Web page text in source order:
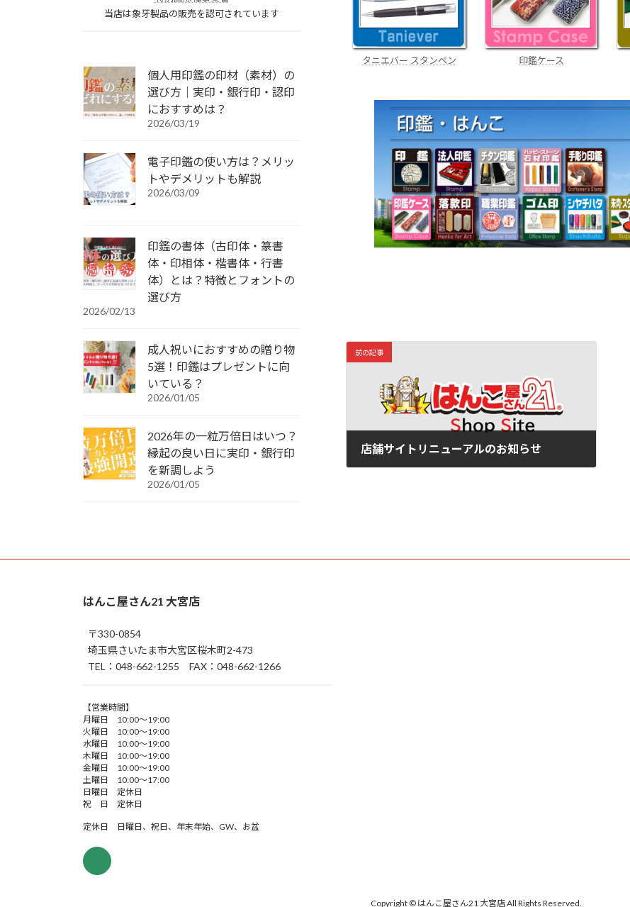
タニエバー スタンペン 印鑑ケース
前の記事
店舗サイトリニューアルのお知らせ
当店は象牙製品の販売を認可されています
個人用印鑑の印材（素材）の
選び方｜実印・銀行印・認印
におすすめは？
2026/03/19
電子印鑑の使い方は？メリッ
トやデメリットも解説
2026/03/09
印鑑の書体（古印体・篆書
体・印相体・楷書体・行書
体）とは？特徴とフォントの
選び方
2026/02/13
成人祝いにおすすめの贈り物
5選！印鑑はプレゼントに向
いている？
2026/01/05
2026年の一粒万倍日はいつ？
縁起の良い日に実印・銀行印
を新調しよう
2026/01/05
はんこ屋さん21 大宮店
〒330-0854
埼玉県さいたま市大宮区桜木町2-473
TEL：048-662-1255 FAX：048-662-1266
【営業時間】
月曜日 10:00～19:00
火曜日 10:00～19:00
水曜日 10:00～19:00
木曜日 10:00～19:00
金曜日 10:00～19:00
土曜日 10:00～17:00
日曜日 定休日
祝 日 定休日
定休日 日曜日、祝日、年末年始、GW、お盆
Copyright © はんこ屋さん21 大宮店 All Rights Reserved.